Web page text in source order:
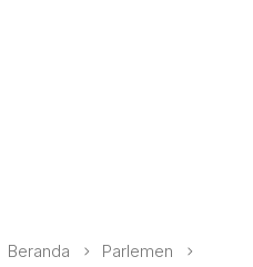
Beranda Parlemen